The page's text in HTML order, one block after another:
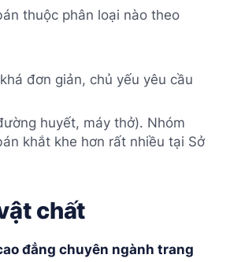
thuộc phân loại nào theo
đơn giản, chủ yếu yêu cầu
huyết, máy thở). Nhóm
khắt khe hơn rất nhiều tại Sở
chất
đẳng chuyên ngành trang